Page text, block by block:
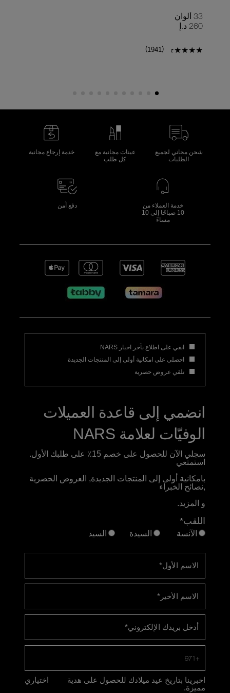
33 ألوان
260 د.إ
(
1941
)
شحن مجاني لجميع
الطلبات
عينات مجانية مع
كل طلب
خدمة إرجاع مجانية
خدمة العملاء من
10 صباحًا إلى 10
مساءً
دفع آمن
ابقي على اطلاع بآخر اخبار NARS
احصلي على امكانية أولى إلى المنتجات الجديدة
تلقي عروض حصرية
انضمي إلى قاعدة العميلات
الوفيّات لعلامة NARS
سجلي الآن للحصول على خصم 15٪ على طلبك الأول.
استمتعي
بامكانية أولى إلى المنتجات الجديدة, العروض الحصرية
,نصائح الخبراء
و المزيد.
اللقب*
الآنسة السيدة السيد
الاسم الأول*
الاسم الأخير *
أدخل بريدك الإلكتروني*
+971
اخبرينا بتاريخ عيد ميلادك للحصول على هدية
مميزة.
اختياري